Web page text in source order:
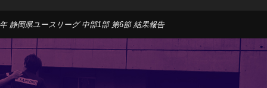
静岡県ユースリーグ 中部1部 第6節 結果報告